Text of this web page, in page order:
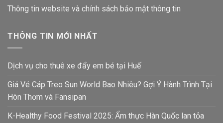
Thông tin website và chính sách bảo mật thông tin
THÔNG TIN MỚI NHẤT
Dịch vụ cho thuê xe đẩy em bé tại Huế
Giá Vé Cáp Treo Sun World Bao Nhiêu? Gợi Ý Hành Trình Tại
Hòn Thơm và Fansipan
K-Healthy Food Festival 2025: Ẩm thực Hàn Quốc lan tỏa